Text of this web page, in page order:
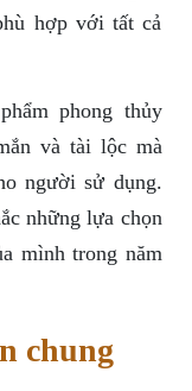
hợp với tất cả
phong thủy
và tài lộc mà
người sử dụng.
những lựa chọn
mình trong năm
chung